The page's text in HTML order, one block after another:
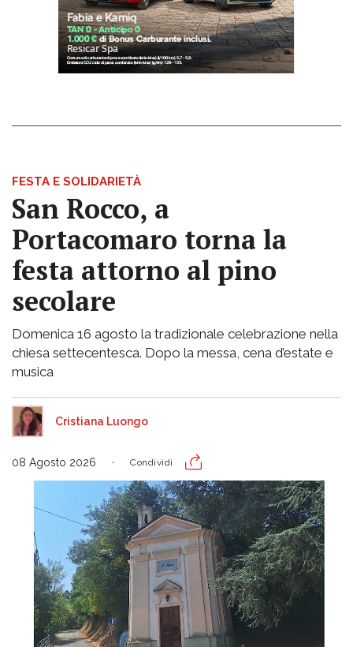
FESTA E SOLIDARIETÀ
San Rocco, a
Portacomaro torna la
festa attorno al pino
secolare
Domenica 16 agosto la tradizionale celebrazione nella
chiesa settecentesca. Dopo la messa, cena d’estate e
musica
Cristiana Luongo
08 Agosto 2026 Condividi